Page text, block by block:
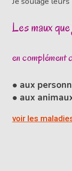
Les maux
en complément
● aux
● aux
voir les